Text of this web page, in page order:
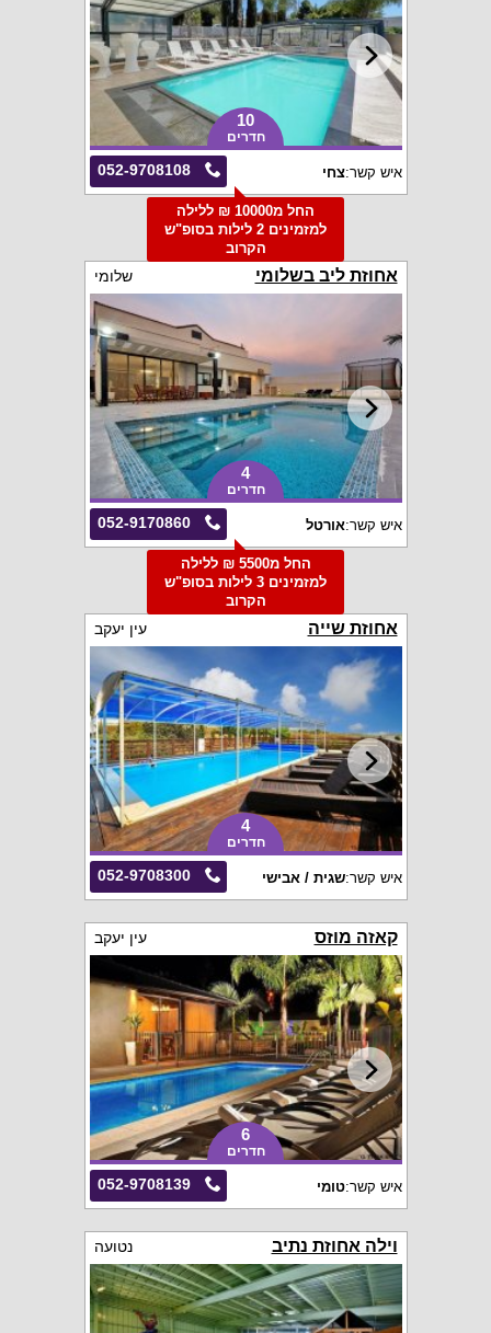
10
חדרים
052-9708108 איש קשר:צחי
החל מ10000 ₪ ללילה
למזמינים 2 לילות בסופ"ש
הקרוב
אחוזת ליב בשלומי שלומי
4
חדרים
052-9170860 איש קשר:אורטל
החל מ5500 ₪ ללילה
למזמינים 3 לילות בסופ"ש
הקרוב
אחוזת שייה עין יעקב
4
חדרים
052-9708300 איש קשר:שגית / אבישי
קאזה מוזס עין יעקב
6
חדרים
052-9708139 איש קשר:טומי
וילה אחוזת נתיב נטועה